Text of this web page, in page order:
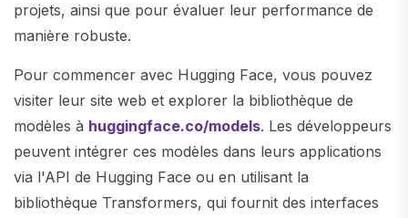
projets, ainsi que pour évaluer leur performance de
manière robuste.
Pour commencer avec Hugging Face, vous pouvez
visiter leur site web et explorer la bibliothèque de
modèles à huggingface.co/models. Les développeurs
peuvent intégrer ces modèles dans leurs applications
via l'API de Hugging Face ou en utilisant la
bibliothèque Transformers, qui fournit des interfaces